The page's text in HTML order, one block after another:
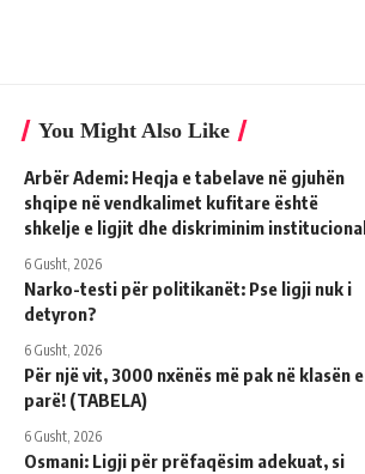
You Might Also Like
Arbër Ademi: Heqja e tabelave në gjuhën
shqipe në vendkalimet kufitare është
shkelje e ligjit dhe diskriminim institucional
6 Gusht, 2026
Narko-testi për politikanët: Pse ligji nuk i
detyron?
6 Gusht, 2026
Për një vit, 3000 nxënës më pak në klasën e
parë! (TABELA)
6 Gusht, 2026
Osmani: Ligji për prëfaqësim adekuat, si